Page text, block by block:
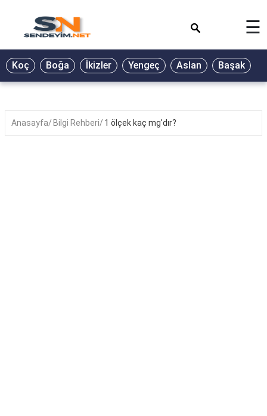
BİYOGRAFİ
GALERİ
☰
Koç Boğa İkizler Yengeç Aslan Başak
Anasayfa Bilgi Rehberi 1 ölçek kaç mg'dır?